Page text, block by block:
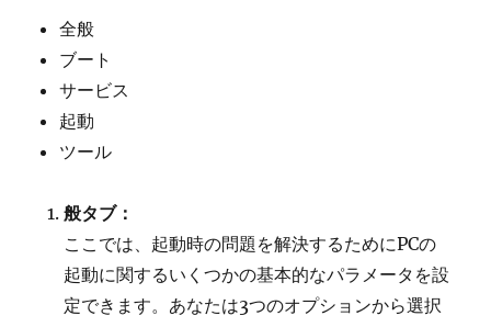
全般
ブート
サービス
起動
ツール
般タブ：
ここでは、起動時の問題を解決するためにPCの
起動に関するいくつかの基本的なパラメータを設
定できます。あなたは3つのオプションから選択